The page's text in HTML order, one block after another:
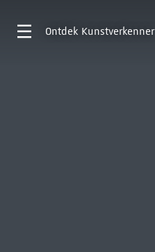
Ontdek Kunstverkenner